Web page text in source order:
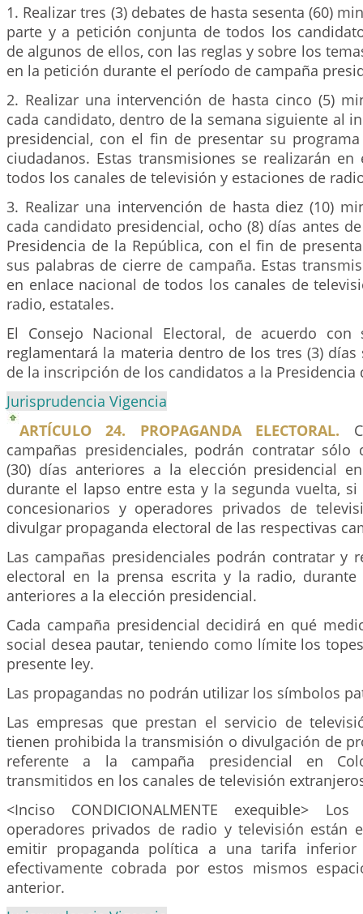
1. Realizar tres (3) debates de hasta sesenta (60)
parte y a petición conjunta de todos los
de algunos de ellos, con las reglas y sobre los
en la petición durante el período de campaña
2. Realizar una intervención de hasta cinco (5)
cada candidato, dentro de la semana siguiente al
presidencial, con el fin de presentar su
ciudadanos. Estas transmisiones se realizarán en
todos los canales de televisión y estaciones de
3. Realizar una intervención de hasta diez (10)
cada candidato presidencial, ocho (8) días antes
Presidencia de la República, con el fin de
sus palabras de cierre de campaña. Estas
en enlace nacional de todos los canales de
radio, estatales.
El Consejo Nacional Electoral, de acuerdo con
reglamentará la materia dentro de los tres (3)
de la inscripción de los candidatos a la Presidencia
Jurisprudencia Vigencia
ARTÍCULO 24. PROPAGANDA ELECTORAL.
campañas presidenciales, podrán contratar
(30) días anteriores a la elección presidencial
durante el lapso entre esta y la segunda vuelta,
concesionarios y operadores privados de
divulgar propaganda electoral de las respectivas
Las campañas presidenciales podrán contratar y
electoral en la prensa escrita y la radio, durante
anteriores a la elección presidencial.
Cada campaña presidencial decidirá en qué
social desea pautar, teniendo como límite los
presente ley.
Las propagandas no podrán utilizar los símbolos
Las empresas que prestan el servicio de
tienen prohibida la transmisión o divulgación de
referente a la campaña presidencial en
transmitidos en los canales de televisión
<Inciso CONDICIONALMENTE exequible>
operadores privados de radio y televisión están
emitir propaganda política a una tarifa
efectivamente cobrada por estos mismos
anterior.